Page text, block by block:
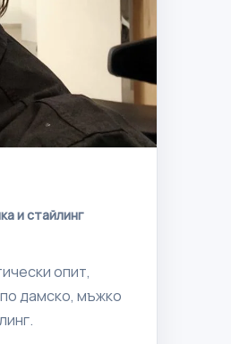
и стайлинг
опит,
дамско, мъжко